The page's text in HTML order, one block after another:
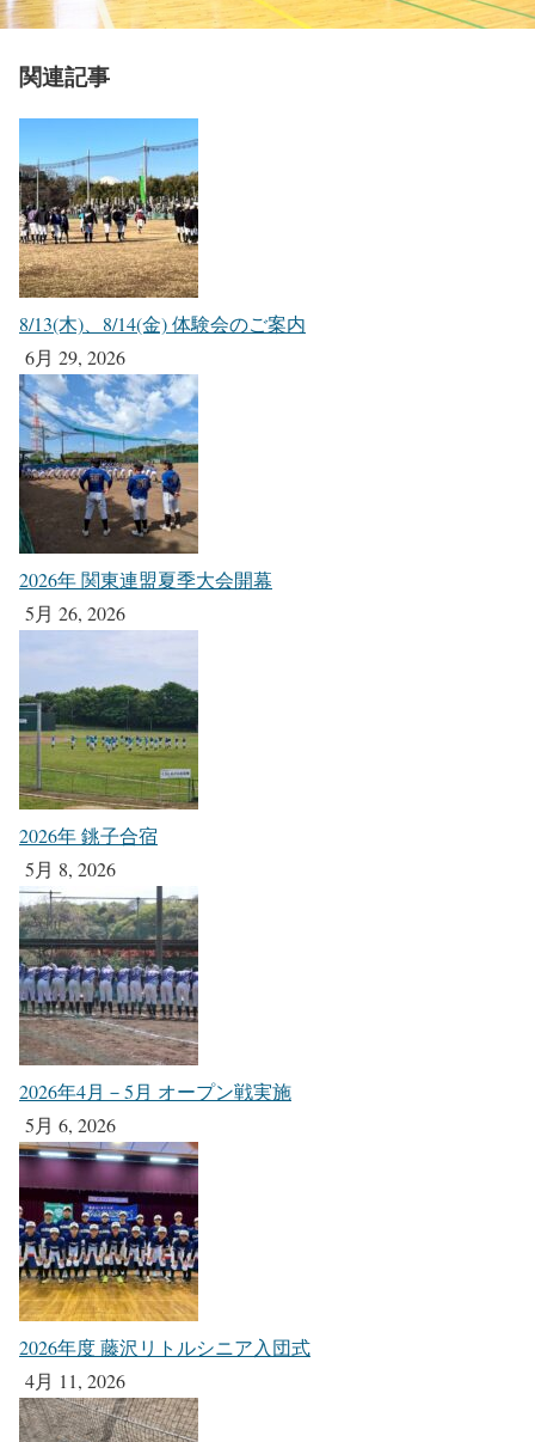
関連記事
8/13(木)、8/14(金) 体験会のご案内
6月 29, 2026
2026年 関東連盟夏季大会開幕
5月 26, 2026
2026年 銚子合宿
5月 8, 2026
2026年4月－5月 オープン戦実施
5月 6, 2026
2026年度 藤沢リトルシニア入団式
4月 11, 2026